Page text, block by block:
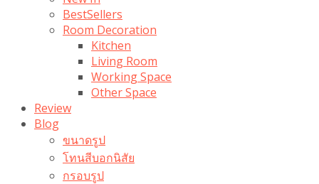
BestSellers
Room Decoration
Kitchen
Living Room
Working Space
Other Space
Review
Blog
ขนาดรูป
โทนสีบอกนิสัย
กรอบรูป